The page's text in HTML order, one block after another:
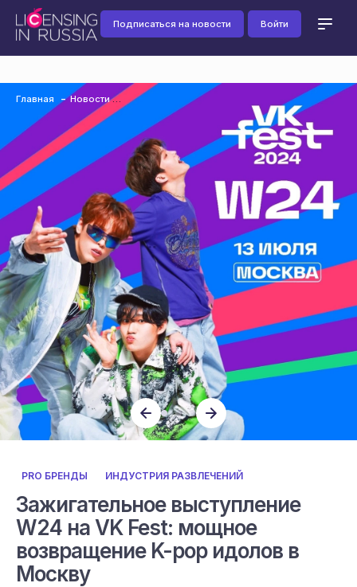
Подписаться на новости Войти
Главная Новости
PRO БРЕНДЫ ИНДУСТРИЯ РАЗВЛЕЧЕНИЙ
Зажигательное выступление
W24 на VK Fest: мощное
возвращение K-pop идолов в
Москву